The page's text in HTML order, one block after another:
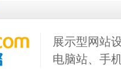
展示型网站
电脑站、手